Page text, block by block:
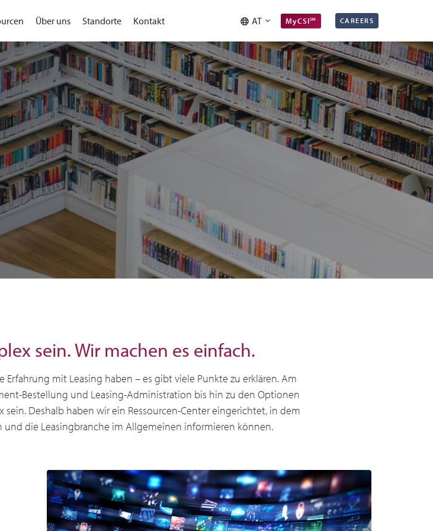
Über uns Standorte Kontakt AT MyCSI℠ CAREERS
sein. Wir machen es einfach.
mit Leasing haben – es gibt viele Punkte zu erklären. Am
Bestellung und Leasing-Administration bis hin zu den Optionen
Deshalb haben wir ein Ressourcen-Center eingerichtet, in dem
und die Leasingbranche im Allgemeinen informieren können.